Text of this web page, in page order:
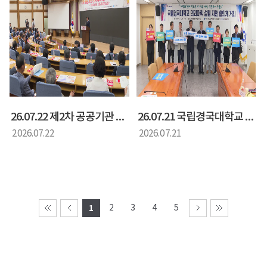
26.07.22 제2차 공공기관 경북 유치 전략 국회 세미나(화명석 경상북도 행정부지사)
2026.07.22
26.07.21 국립경국대학교 의과대학 설립 지원 협력 간담회(황명석 행정부지사)
2026.07.21
1 2 3 4 5